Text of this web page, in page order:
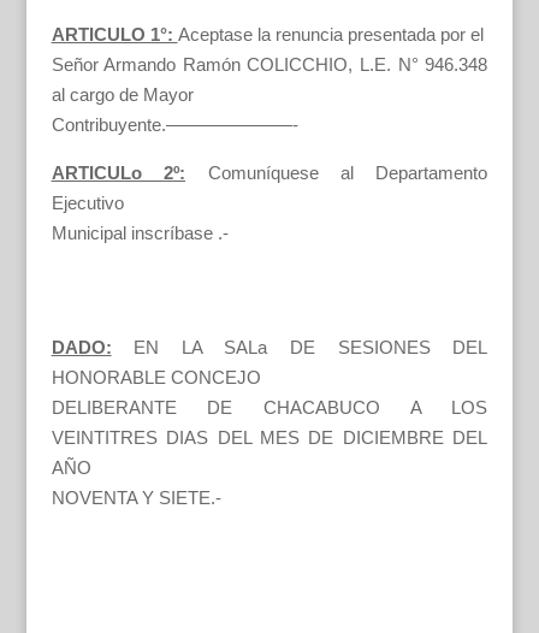
ARTICULO 1°: Aceptase la renuncia presentada por el
Señor Armando Ramón COLICCHIO, L.E. N° 946.348
al cargo de Mayor
Contribuyente.———————-
ARTICULo 2º:
Comuníquese al Departamento
Ejecutivo
Municipal inscríbase .-
DADO: EN LA SALa DE SESIONES DEL
HONORABLE CONCEJO
DELIBERANTE DE CHACABUCO A LOS
VEINTITRES DIAS DEL MES DE DICIEMBRE DEL
AÑO
NOVENTA Y SIETE.-